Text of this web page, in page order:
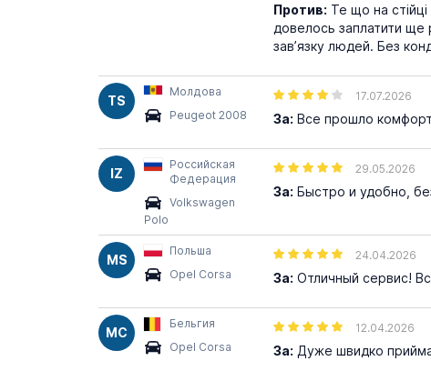
Против: Те що на
довелось заплатити ще
завʼязку людей. Без
TS
Молдова
Peugeot 2008
17.07.2026
За: Все прошло
IZ
Российская
Федерация
Volkswagen
Polo
29.05.2026
За: Быстро и удобно,
MS
Польша
Opel Corsa
24.04.2026
За: Отличный сервис!
MC
Бельгия
Opel Corsa
12.04.2026
За: Дуже швидко